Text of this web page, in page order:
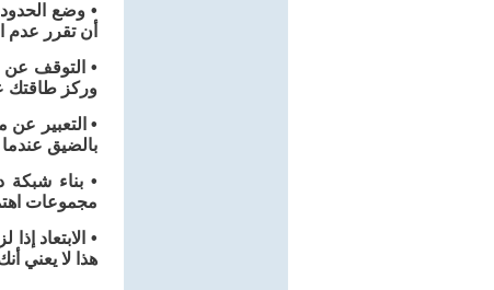
• وضع
أن تقرر عدم
• التوقف عن
وركز طاقتك
• التعبير
بالضيق
• بناء
مجموعات
• الابتعاد
هذا لا يعني